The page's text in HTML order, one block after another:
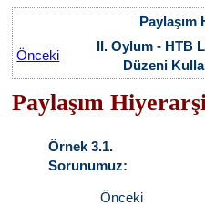
Paylaşım
Önceki
II. Oylum - HTB
Düzeni
Paylaşım
Örnek 3.1.
Sorunumuz:
Önceki